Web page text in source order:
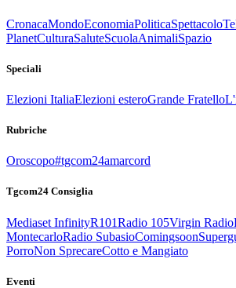
CronacaMondoEconomiaPoliticaSpettacolo
PlanetCulturaSaluteScuolaAnimaliSpazio
Speciali
Elezioni ItaliaElezioni esteroGrande Fratello
Rubriche
Oroscopo#tgcom24amarcord
Tgcom24 Consiglia
Mediaset InfinityR101Radio 105Virgin Radio
MontecarloRadio SubasioComingsoon
PorroNon SprecareCotto e Mangiato
Eventi